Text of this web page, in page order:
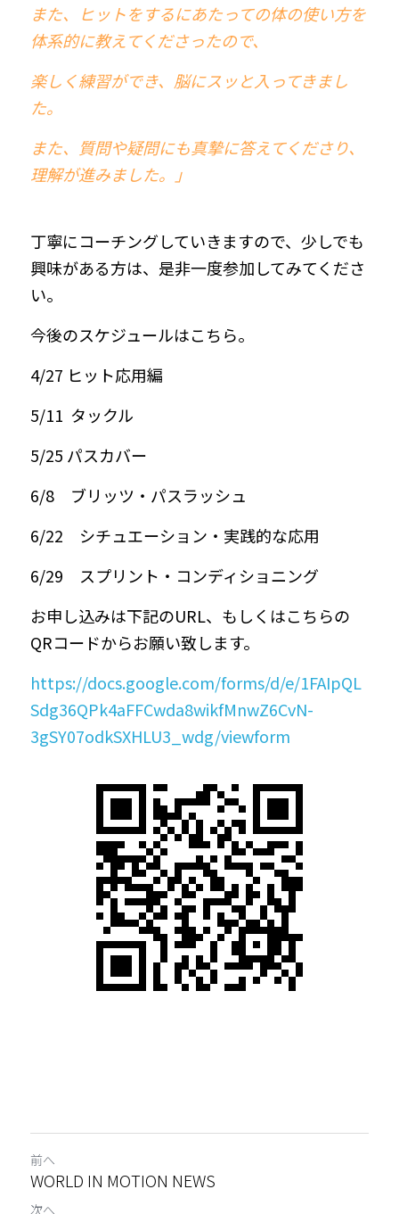
また、ヒットをするにあたっての体の使い方を
体系的に教えてくださったので、
楽しく練習ができ、脳にスッと入ってきまし
た。
また、質問や疑問にも真摯に答えてくださり、
理解が進みました。」
丁寧にコーチングしていきますので、少しでも
興味がある方は、是非一度参加してみてくださ
い。
今後のスケジュールはこちら。
4/27 ヒット応用編
5/11  タックル
5/25 パスカバー
6/8　ブリッツ・パスラッシュ
6/22　シチュエーション・実践的な応用
6/29　スプリント・コンディショニング
お申し込みは下記のURL、もしくはこちらの
QRコードからお願い致します。
https://docs.google.com/forms/d/e/1FAIpQL
Sdg36QPk4aFFCwda8wikfMnwZ6CvN-
3gSY07odkSXHLU3_wdg/viewform
前へ
WORLD IN MOTION NEWS
次へ